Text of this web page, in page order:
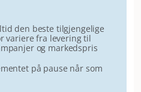
den beste tilgjengelige
variere fra levering til
og markedspris
på pause når som